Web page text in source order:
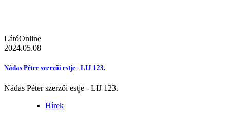
LátóOnline
2024.05.08
Nádas Péter szerzői estje - LIJ 123.
Nádas Péter szerzői estje - LIJ 123.
Hírek